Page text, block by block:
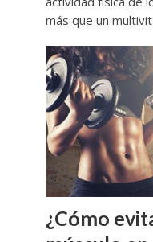
más que un
¿Cómo